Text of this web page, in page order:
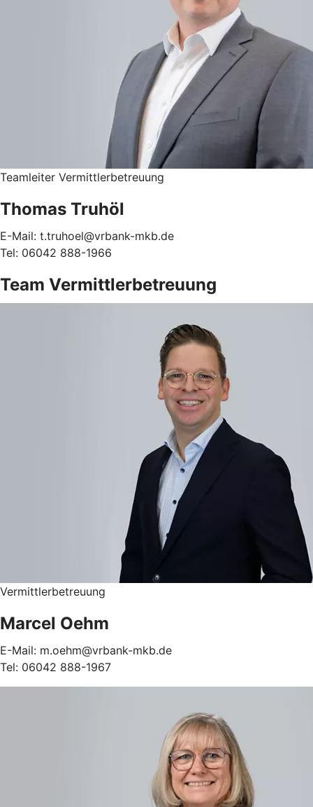
Teamleiter Vermittlerbetreuung
Thomas Truhöl
E-Mail: t.truhoel@vrbank-mkb.de
Tel: 06042 888-1966
Team Vermittlerbetreuung
Vermittlerbetreuung
Marcel Oehm
E-Mail: m.oehm@vrbank-mkb.de
Tel: 06042 888-1967